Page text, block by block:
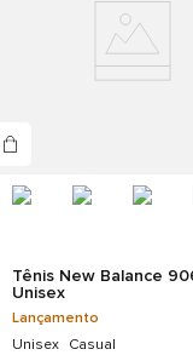
Tênis New Balance
Unisex
Lançamento
Unisex Casual